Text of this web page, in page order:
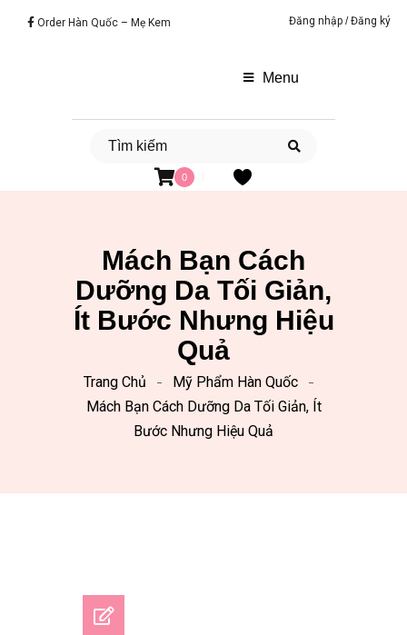
Order Hàn Quốc – Mẹ Kem Đăng nhập /Đăng ký
Menu
0
Mách Bạn Cách
Dưỡng Da Tối Giản,
Ít Bước Nhưng Hiệu
Quả
Trang Chủ
Mỹ Phẩm Hàn Quốc
Mách Bạn Cách Dưỡng Da Tối Giản, Ít
Bước Nhưng Hiệu Quả